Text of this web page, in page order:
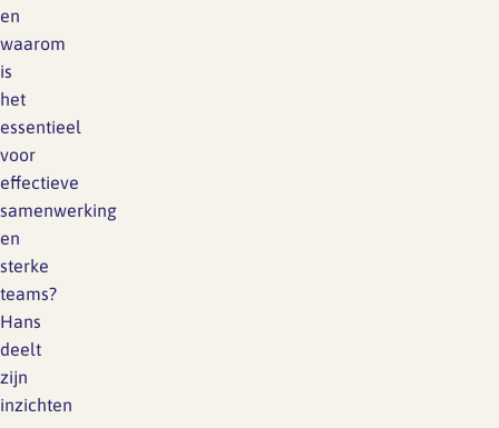
en
waarom
is
het
essentieel
voor
effectieve
samenwerking
en
sterke
teams?
Hans
deelt
zijn
inzichten